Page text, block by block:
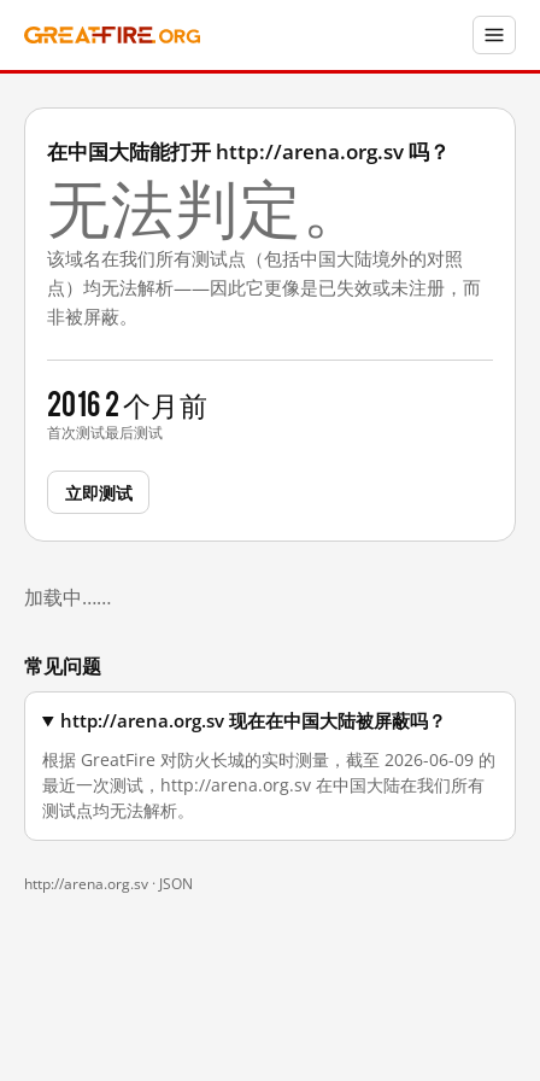
在中国大陆能打开 http://arena.org.sv 吗？
无法判定。
该域名在我们所有测试点（包括中国大陆境外的对照
点）均无法解析——因此它更像是已失效或未注册，而
非被屏蔽。
2016
首次测试
2 个月前
最后测试
立即测试
加载中……
常见问题
http://arena.org.sv 现在在中国大陆被屏蔽吗？
根据 GreatFire 对防火长城的实时测量，截至 2026-06-09 的
最近一次测试，http://arena.org.sv 在中国大陆在我们所有
测试点均无法解析。
http://arena.org.sv · JSON